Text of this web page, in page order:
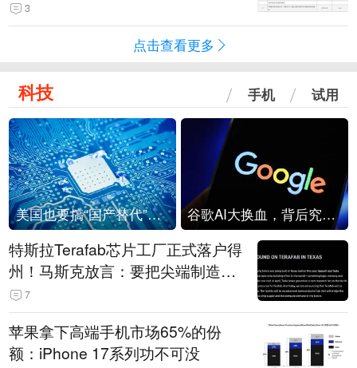
击 3
点击查看更多
科技 手机 试用
美国也要搞“国产替代”？先算清三笔账 谷歌AI大换血，背后究竟发生了什么？
特斯拉Terafab芯片工厂正式落户得
州！马斯克放言：要把尖端制造带
回美国
7
苹果拿下高端手机市场65%的份
额：iPhone 17系列功不可没